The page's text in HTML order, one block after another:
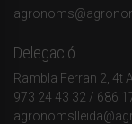
Delegació
Rambla Ferran 2, 4t
973 24 43 32 / 686